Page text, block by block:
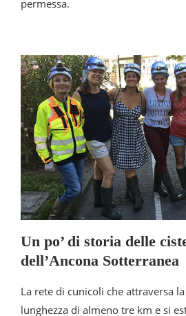
permessa.
Un po’ di storia delle
dell’Ancona Sotterranea
La rete di cunicoli che attraversa
lunghezza di almeno tre km e si